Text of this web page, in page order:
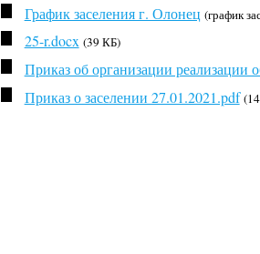
График заселения г. Олонец (график
25-r.docx (39 КБ)
Приказ об организации реализации
Приказ о заселении 27.01.2021.pdf